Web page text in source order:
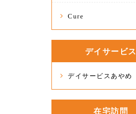
Cure
デイサービス
デイサービスあやめ
在宅訪問